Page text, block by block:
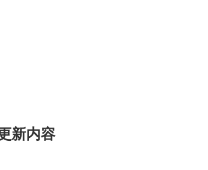
新内容